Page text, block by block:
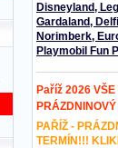
Disneyland,
Gardaland,
Norimberk,
Playmobil Fun
Paříž 2026
PRÁZDNINOVÝ
PAŘÍŽ -
TERMÍN!!!